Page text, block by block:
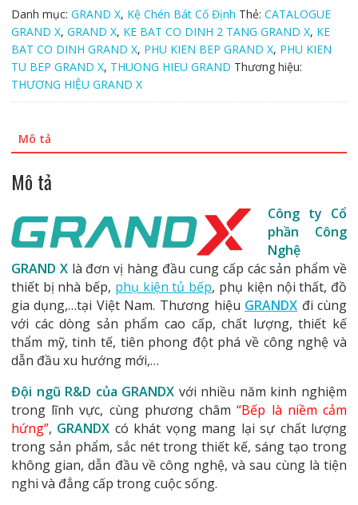
INOX
304
nan
Oval
Grand
X
XF60M
số
Danh mục: GRAND X, Kệ Chén Bát Cố Định Thẻ: CATALOGUE
GRAND X, GRAND X, KE BAT CO DINH 2 TANG GRAND X, KE
BAT CO DINH GRAND X, PHU KIEN BEP GRAND X, PHU KIEN
TU BEP GRAND X, THUONG HIEU GRAND Thương hiệu:
THƯƠNG HIỆU GRAND X
Mô tả
Mô tả
Công ty Cổ
phần Công
Nghệ
GRAND Xlà đơn vị hàng đầu cung cấp các sản phẩm về
thiết bị nhà bếp, phụ kiện tủ bếp, phụ kiện nội thất, đồ
gia dụng,…tại Việt Nam. Thương hiệu GRANDX đi cùng
với các dòng sản phẩm cao cấp, chất lượng, thiết kế
thẩm mỹ, tinh tế, tiên phong đột phá về công nghệ và
dẫn đầu xu hướng mới,…
Đội ngũ R&D của GRANDX với nhiều năm kinh nghiệm
trong lĩnh vực, cùng phương châm“Bếp là niềm cảm
hứng”, GRANDX có khát vọng mang lại sự chất lượng
trong sản phẩm, sắc nét trong thiết kế, sáng tạo trong
không gian, dẫn đầu về công nghệ, và sau cùng là tiện
nghi và đẳng cấp trong cuộc sống.